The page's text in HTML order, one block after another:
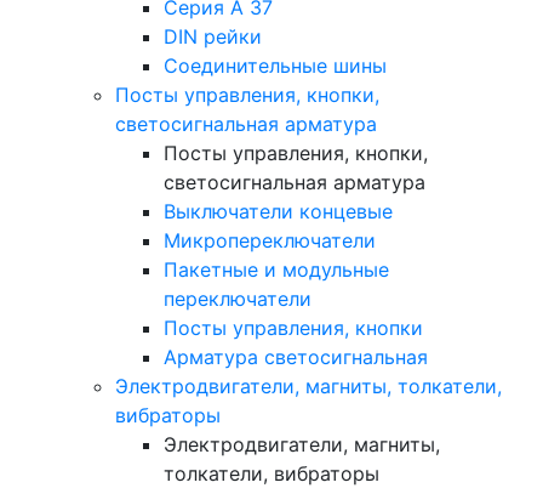
Серия А 37
DIN рейки
Соединительные шины
Посты управления, кнопки,
светосигнальная арматура
Посты управления, кнопки,
светосигнальная арматура
Выключатели концевые
Микропереключатели
Пакетные и модульные
переключатели
Посты управления, кнопки
Арматура светосигнальная
Электродвигатели, магниты, толкатели,
вибраторы
Электродвигатели, магниты,
толкатели, вибраторы